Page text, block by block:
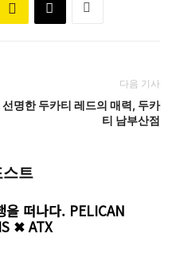
다음 기사
선명한 두카티 레드의 매력, 두카
티 남부산점
스트
을 떠나다. PELICAN
✖ ATX